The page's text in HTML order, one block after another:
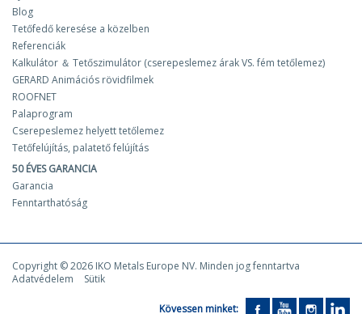
Blog
Tetőfedő keresése a közelben
Referenciák
Kalkulátor ＆ Tetőszimulátor (cserepeslemez árak VS. fém tetőlemez)
GERARD Animációs rövidfilmek
ROOFNET
Palaprogram
Cserepeslemez helyett tetőlemez
Tetőfelújítás, palatető felújítás
50 ÉVES GARANCIA
Garancia
Fenntarthatóság
Copyright © 2026 IKO Metals Europe NV. Minden jog fenntartva
Adatvédelem
Sütik
Kövessen minket: